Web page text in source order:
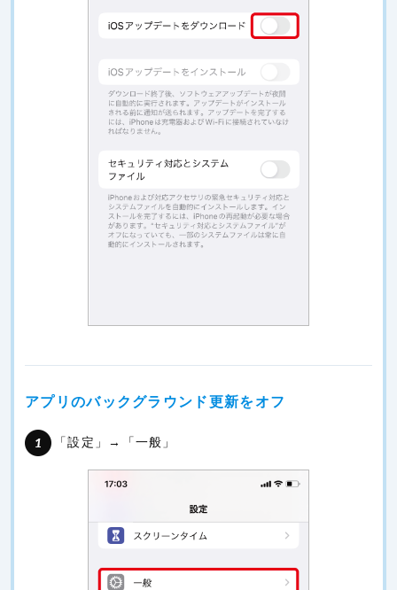
アプリのバックグラウンド更新をオフ
「設定」→「一般」